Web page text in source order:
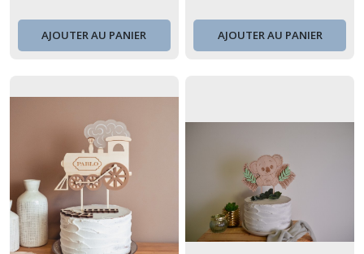
AJOUTER AU PANIER AJOUTER AU PANIER